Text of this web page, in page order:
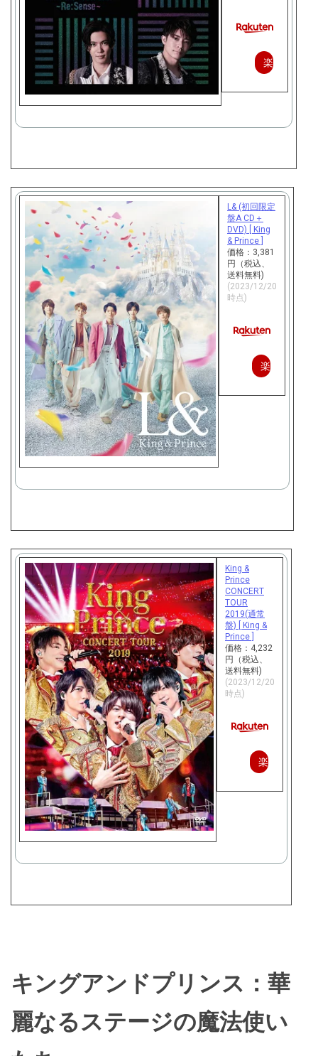
楽
購
L& (初回限定
盤A CD＋
DVD) [ King
& Prince ]
価格：3,381
円（税込、
送料無料)
(2023/12/20
時点)
楽
King &
Prince
CONCERT
TOUR
2019(通常
盤) [ King &
Prince ]
価格：4,232
円（税込、
送料無料)
(2023/12/20
時点)
楽
キングアンドプリンス：華
麗なるステージの魔法使い